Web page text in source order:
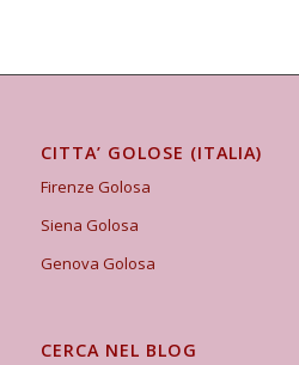
CITTA’ GOLOSE (ITALIA)
Firenze Golosa
Siena Golosa
Genova Golosa
CERCA NEL BLOG